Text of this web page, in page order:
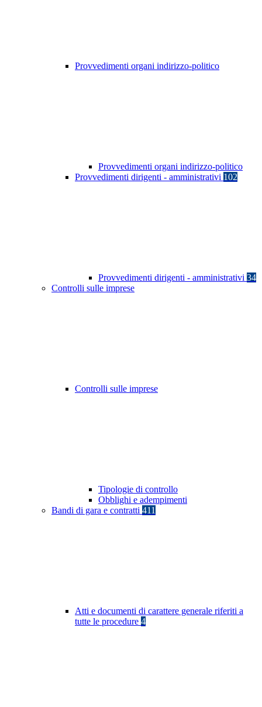
Provvedimenti organi indirizzo-politico
Provvedimenti organi indirizzo-politico
Provvedimenti dirigenti - amministrativi 102
Provvedimenti dirigenti - amministrativi 34
Controlli sulle imprese
Controlli sulle imprese
Tipologie di controllo
Obblighi e adempimenti
Bandi di gara e contratti 411
Atti e documenti di carattere generale riferiti a
tutte le procedure 4